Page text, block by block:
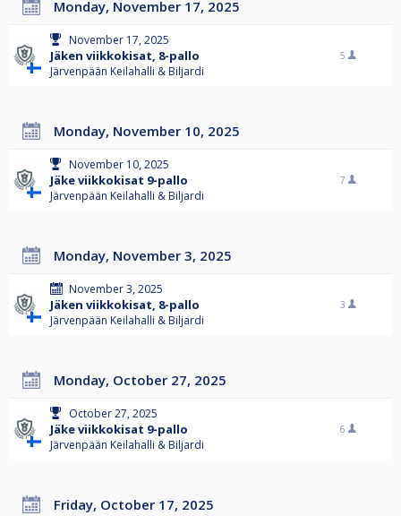
Monday, November 17, 2025
November 17, 2025
Jäken viikkokisat, 8-pallo
Järvenpään Keilahalli & Biljardi
5
Monday, November 10, 2025
November 10, 2025
Jäke viikkokisat 9-pallo
Järvenpään Keilahalli & Biljardi
7
Monday, November 3, 2025
November 3, 2025
Jäken viikkokisat, 8-pallo
Järvenpään Keilahalli & Biljardi
3
Monday, October 27, 2025
October 27, 2025
Jäke viikkokisat 9-pallo
Järvenpään Keilahalli & Biljardi
6
Friday, October 17, 2025